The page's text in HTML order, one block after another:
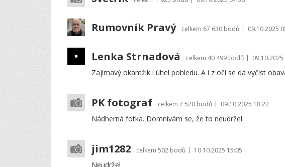
Rumovník Pravý celkem 67 630 bodů | 09.10.2025
Lenka Strnadová celkem 40 499 bodů | 09.10.2025
Zajímavý okamžik i úhel pohledu. A i z očí se dá vyčíst
PK fotograf celkem 7 520 bodů | 09.10.2025 18:22
Nádherná fotka. Domnívám se, že to neudržel.
jim1282 celkem 502 bodů | 10.10.2025 15:05
Neudržel